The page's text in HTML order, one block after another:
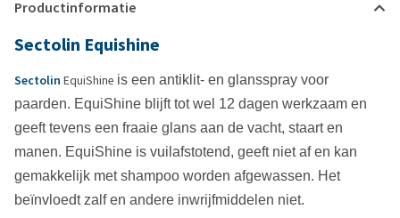
Productinformatie
Sectolin Equishine
Sectolin EquiShine is een antiklit- en glansspray voor
paarden. EquiShine blijft tot wel 12 dagen werkzaam en
geeft tevens een fraaie glans aan de vacht, staart en
manen. EquiShine is vuilafstotend, geeft niet af en kan
gemakkelijk met shampoo worden afgewassen. Het
beïnvloedt zalf en andere inwrijfmiddelen niet.